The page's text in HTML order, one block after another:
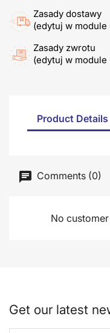
Zasady dostawy
(edytuj w module
Zasady zwrotu
(edytuj w module
Product Details
Comments (0)
No
Get our latest